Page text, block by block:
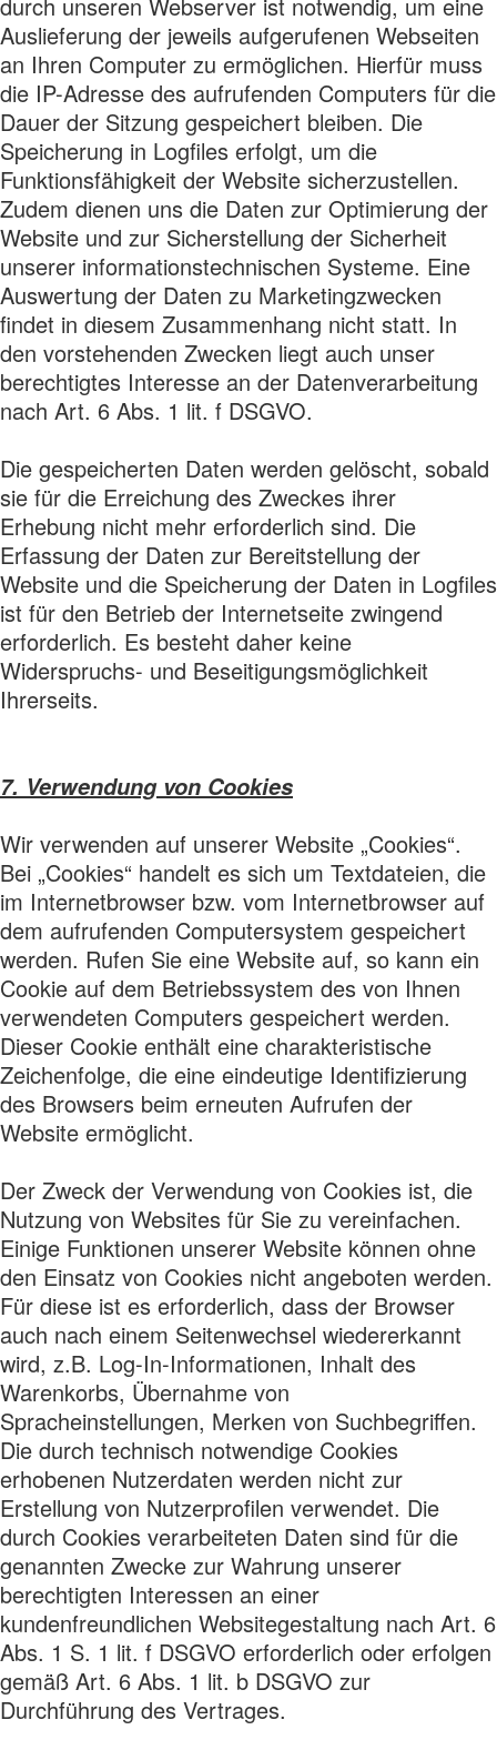
Auslieferung der jeweils aufgerufenen Webseiten
an Ihren Computer zu ermöglichen. Hierfür muss
die IP-Adresse des aufrufenden Computers für die
Dauer der Sitzung gespeichert bleiben. Die
Speicherung in Logfiles erfolgt, um die
Funktionsfähigkeit der Website sicherzustellen.
Zudem dienen uns die Daten zur Optimierung der
Website und zur Sicherstellung der Sicherheit
unserer informationstechnischen Systeme. Eine
Auswertung der Daten zu Marketingzwecken
findet in diesem Zusammenhang nicht statt. In
den vorstehenden Zwecken liegt auch unser
berechtigtes Interesse an der Datenverarbeitung
nach Art. 6 Abs. 1 lit. f DSGVO.
Die gespeicherten Daten werden gelöscht, sobald
sie für die Erreichung des Zweckes ihrer
Erhebung nicht mehr erforderlich sind. Die
Erfassung der Daten zur Bereitstellung der
Website und die Speicherung der Daten in Logfiles
ist für den Betrieb der Internetseite zwingend
erforderlich. Es besteht daher keine
Widerspruchs- und Beseitigungsmöglichkeit
Ihrerseits.
7. Verwendung von Cookies
Wir verwenden auf unserer Website „Cookies“.
Bei „Cookies“ handelt es sich um Textdateien, die
im Internetbrowser bzw. vom Internetbrowser auf
dem aufrufenden Computersystem gespeichert
werden. Rufen Sie eine Website auf, so kann ein
Cookie auf dem Betriebssystem des von Ihnen
verwendeten Computers gespeichert werden.
Dieser Cookie enthält eine charakteristische
Zeichenfolge, die eine eindeutige Identifizierung
des Browsers beim erneuten Aufrufen der
Website ermöglicht.
Der Zweck der Verwendung von Cookies ist, die
Nutzung von Websites für Sie zu vereinfachen.
Einige Funktionen unserer Website können ohne
den Einsatz von Cookies nicht angeboten werden.
Für diese ist es erforderlich, dass der Browser
auch nach einem Seitenwechsel wiedererkannt
wird, z.B. Log-In-Informationen, Inhalt des
Warenkorbs, Übernahme von
Spracheinstellungen, Merken von Suchbegriffen.
Die durch technisch notwendige Cookies
erhobenen Nutzerdaten werden nicht zur
Erstellung von Nutzerprofilen verwendet. Die
durch Cookies verarbeiteten Daten sind für die
genannten Zwecke zur Wahrung unserer
berechtigten Interessen an einer
kundenfreundlichen Websitegestaltung nach Art. 6
Abs. 1 S. 1 lit. f DSGVO erforderlich oder erfolgen
gemäß Art. 6 Abs. 1 lit. b DSGVO zur
Durchführung des Vertrages.